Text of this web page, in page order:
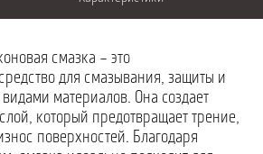
смазка – это
для смазывания, защиты и
материалов. Она создает
который предотвращает трение,
поверхностей. Благодаря